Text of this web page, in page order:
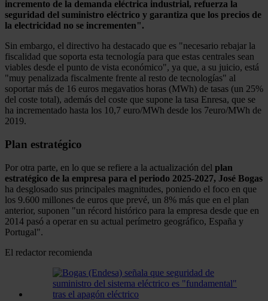
incremento de la demanda eléctrica industrial, refuerza la
seguridad del suministro eléctrico y garantiza que los precios de
la electricidad no se incrementen".
Sin embargo, el directivo ha destacado que es "necesario rebajar la
fiscalidad que soporta esta tecnología para que estas centrales sean
viables desde el punto de vista económico", ya que, a su juicio, está
"muy penalizada fiscalmente frente al resto de tecnologías" al
soportar más de 16 euros megavatios horas (MWh) de tasas (un 25%
del coste total), además del coste que supone la tasa Enresa, que se
ha incrementado hasta los 10,7 euro/MWh desde los 7euro/MWh de
2019.
Plan estratégico
Por otra parte, en lo que se refiere a la actualización del plan
estratégico de la empresa para el periodo 2025-2027, José Bogas
ha desglosado sus principales magnitudes, poniendo el foco en que
los 9.600 millones de euros que prevé, un 8% más que en el plan
anterior, suponen "un récord histórico para la empresa desde que en
2014 pasó a operar en su actual perímetro geográfico, España y
Portugal".
El redactor recomienda